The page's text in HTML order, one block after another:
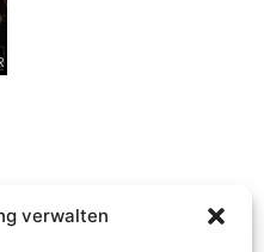
verwalten